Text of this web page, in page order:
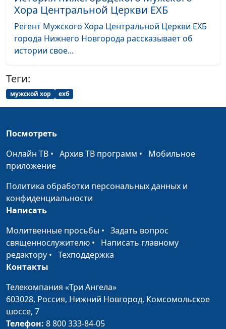
ассоциации защиты
религиозной
свободы
Гуманная педагогика
Экология начинается с
меня
Анастасия
Плужникова,
молодежной
экодвижения
«РазДельно»
Добровольческая
милости Божьей
координатор АДРА в
Москве и
Хора Центральной Церкви ЕХБ
Регент Мужского Хора Центральной Церкви ЕХБ
города Нижнего Новгорода рассказывает об
истории свое...
Теги:
мужской хор ехб
Посмотреть
Онлайн ТВ • Архив ТВ программ • Мобильное
приложение
Политика обработки персональных данных и
конфиденциальности
Написать
Молитвенные просьбы • Задать вопрос
священнослужителю • Написать главному
редактору • Техподдержка
Контакты
Телекомпания «Три Ангела»
603028, Россия, Нижний Новгород, Комсомольское
шоссе, 7
Телефон: 8 800 333-84-05